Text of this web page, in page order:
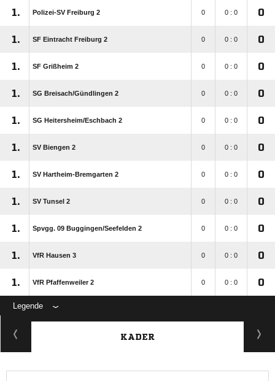
1. Polizei-SV Freiburg 2 0 0 : 0 0
1. SF Eintracht Freiburg 2 0 0 : 0 0
1. SF Grißheim 2 0 0 : 0 0
1. SG Breisach/​Gündlingen 2 0 0 : 0 0
1. SG Heitersheim/​Eschbach 2 0 0 : 0 0
1. SV Biengen 2 0 0 : 0 0
1. SV Hartheim-Bremgarten 2 0 0 : 0 0
1. SV Tunsel 2 0 0 : 0 0
1. Spvgg. 09 Buggingen/​Seefelden 2 0 0 : 0 0
1. VfR Hausen 3 0 0 : 0 0
1. VfR Pfaffenweiler 2 0 0 : 0 0
Legende
KADER